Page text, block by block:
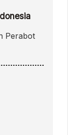
Perabot